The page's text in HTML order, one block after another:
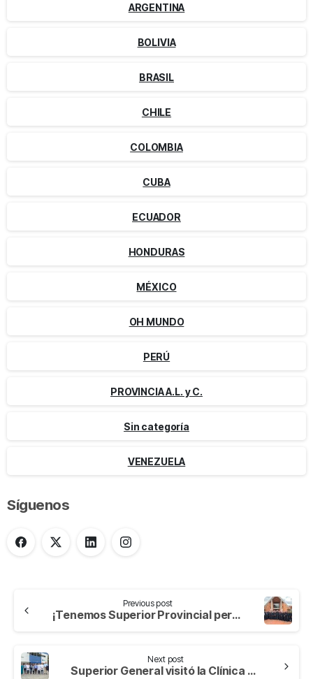
ARGENTINA
BOLIVIA
BRASIL
CHILE
COLOMBIA
CUBA
ECUADOR
HONDURAS
MÉXICO
OH MUNDO
PERÚ
PROVINCIA A.L. y C.
Sin categoría
VENEZUELA
Síguenos
Previous post
¡Tenemos Superior Provincial periodo 2026 – 2030!
Next post
Superior General visitó la Clínica San Juan de Dios Manizales en Colombia